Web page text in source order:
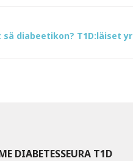
sä diabeetikon? T1D:läiset
DIABETESSEURA T1D